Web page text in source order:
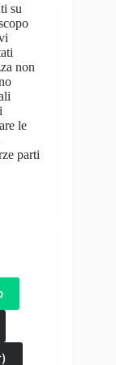
su
non
le
parti